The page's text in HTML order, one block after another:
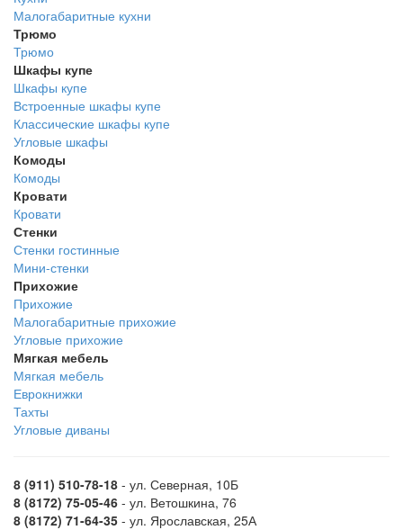
Малогабаритные кухни
Трюмо
Трюмо
Шкафы купе
Шкафы купе
Встроенные шкафы купе
Классические шкафы купе
Угловые шкафы
Комоды
Комоды
Кровати
Кровати
Стенки
Стенки гостинные
Мини-стенки
Прихожие
Прихожие
Малогабаритные прихожие
Угловые прихожие
Мягкая мебель
Мягкая мебель
Еврокнижки
Тахты
Угловые диваны
8 (911) 510-78-18 - ул. Северная, 10Б
8 (8172) 75-05-46 - ул. Ветошкина, 76
8 (8172) 71-64-35 - ул. Ярославская, 25А